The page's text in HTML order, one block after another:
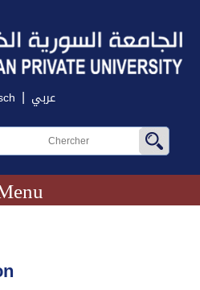
| عربي